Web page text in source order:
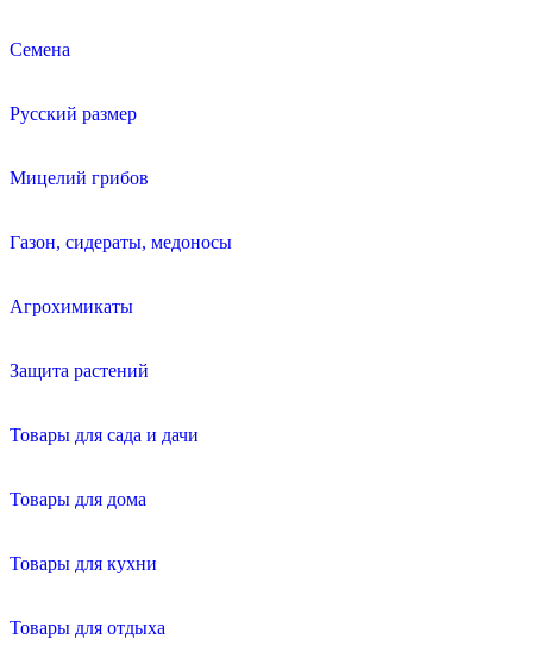
Семена
Русский размер
Мицелий грибов
Газон, сидераты, медоносы
Агрохимикаты
Защита растений
Товары для сада и дачи
Товары для дома
Товары для кухни
Товары для отдыха